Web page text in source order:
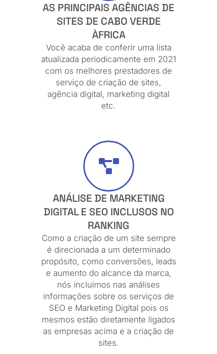
AS PRINCIPAIS AGÊNCIAS DE
SITES DE CABO VERDE
ÀFRICA
Você acaba de conferir uma lista
atualizada periodicamente em 2021
com os melhores prestadores de
serviço de criação de sites,
agência digital, marketing digital
etc.
ANÁLISE DE MARKETING
DIGITAL E SEO INCLUSOS NO
RANKING
Como a criação de um site sempre
é direcionada a um determinado
propósito, como conversões, leads
e aumento do alcance da marca,
nós incluímos nas análises
informações sobre os serviços de
SEO e Marketing Digital pois os
mesmos estão diretamente ligados
as empresas acima e a criação de
sites.